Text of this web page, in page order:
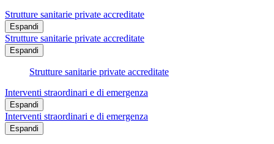
Strutture sanitarie private accreditate
Espandi
Strutture sanitarie private accreditate
Espandi
Strutture sanitarie private accreditate
Interventi straordinari e di emergenza
Espandi
Interventi straordinari e di emergenza
Espandi